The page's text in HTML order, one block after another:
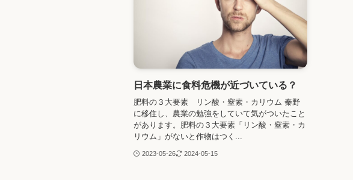
日本農業に食料危機が近づいている？
肥料の３大要素 リン酸・窒素・カリウム 秦野
に移住し、農業の勉強をしていて気がついたこと
があります。肥料の３大要素「リン酸・窒素・カ
リウム」がないと作物はつく...
2023-05-26 2024-05-15